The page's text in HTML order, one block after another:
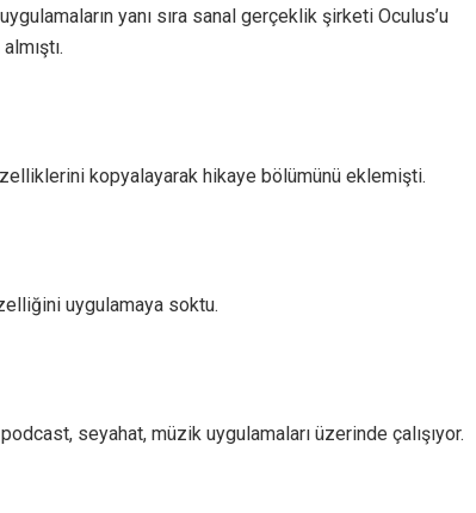
yanı sıra sanal gerçeklik şirketi Oculus’u
kopyalayarak hikaye bölümünü eklemişti.
uygulamaya soktu.
seyahat, müzik uygulamaları üzerinde çalışıyor.